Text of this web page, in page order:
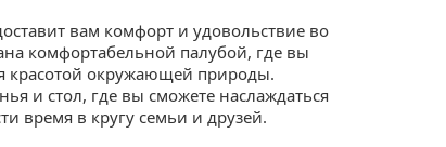
вам комфорт и удовольствие во
комфортабельной палубой, где вы
красотой окружающей природы.
и стол, где вы сможете наслаждаться
время в кругу семьи и друзей.